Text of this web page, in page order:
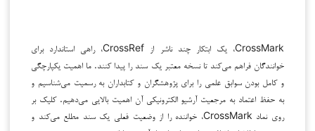
CrossMark، یک ابتکار چند ناشر از CrossRef، راهی استاندارد برای
خوانندگان فراهم می‌کند تا نسخه معتبر یک سند را پیدا کنند. ما اهمیت یکپارچگی
و کامل بودن سوابق علمی را برای پژوهشگران و کتابداران به رسمیت می‌شناسیم و
به حفظ اعتماد به مرجعیت آرشیو الکترونیکی آن اهمیت بالایی می‌دهیم. کلیک بر
روی نماد CrossMark، خواننده را از وضعیت فعلی یک سند مطلع می‌کند و